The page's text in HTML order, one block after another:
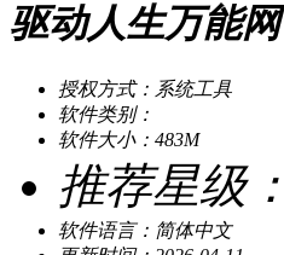
驱动人生万能
授权方式：系统工具
软件类别：
软件大小：483M
推荐星级：
软件语言：简体中文